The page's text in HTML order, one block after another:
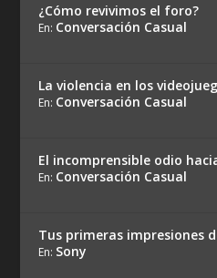
¿Cómo revivimos el foro?
En: Conversación Casual
La violencia en los
En: Conversación Casual
El incomprensible odio
En: Conversación Casual
Tus primeras impresiones
En: Sony